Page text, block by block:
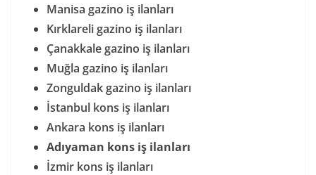
Manisa gazino iş ilanları
Kırklareli gazino iş ilanları
Çanakkale gazino iş ilanları
Muğla gazino iş ilanları
Zonguldak gazino iş ilanları
İstanbul kons iş ilanları
Ankara kons iş ilanları
Adıyaman kons iş ilanları
İzmir kons iş ilanları